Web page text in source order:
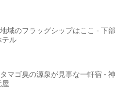
域のフラッグシップはここ - 下部
テル
マゴ臭の源泉が見事な一軒宿 - 神
屋